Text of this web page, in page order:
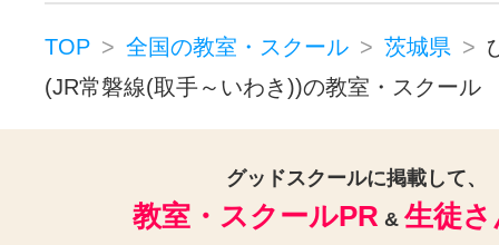
TOP 全国の教室・スクール 茨城県
(JR常磐線(取手～いわき))の教室・スクール
グッドスクールに掲載して、
教室・スクールPR & 生徒